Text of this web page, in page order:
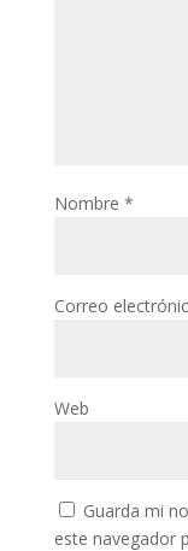
Nombre *
Correo
Web
Guarda mi
este navegador